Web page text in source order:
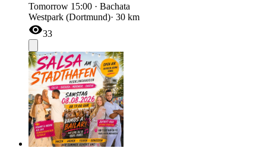
Tomorrow 15:00 · Bachata
Westpark (Dortmund)· 30 km
33